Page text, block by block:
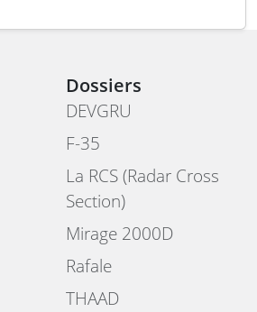
Dossiers
DEVGRU
F-35
La RCS (Radar Cross
Section)
Mirage 2000D
Rafale
THAAD